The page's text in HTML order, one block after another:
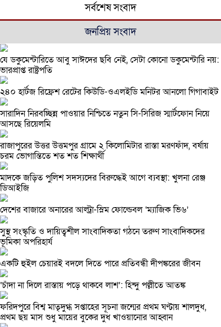
সর্বশেষ সংবাদ
জনপ্রিয় সংবাদ
যে ডকুমেন্টারিতে আবু সাঈদের ছবি নেই, সেটা কোনো ডকুমেন্টারি নয়:
ভারপ্রাপ্ত রাষ্ট্রপতি
২৪০ হার্টজ রিফ্রেশ রেটের কিউডি-ওএলইডি মনিটর আনলো গিগাবাইট
সারাদিন নিরবচ্ছিন্ন পাওয়ার নিশ্চিতে নতুন সি-সিরিজ স্মার্টফোন নিয়ে
আসছে রিয়েলমি
রাজাপুরের উত্তর উত্তমপুর গ্রামে ২ কিলোমিটার রাস্তা মরণফাঁদ, বর্ষায়
চরম ভোগান্তিতে শত শত শিক্ষার্থী
মাদকে জড়িত পুলিশ সদস্যদের বিরুদ্ধেই আগে ব্যবস্থা: খুলনা রেঞ্জ
ডিআইজি
দেশের বাজারে অনারের আল্ট্রা-স্লিম ফোল্ডেবল ‘ম্যাজিক ভি৬’
সুস্থ সংস্কৃতি ও দায়িত্বশীল সাংবাদিকতা গঠনে তরুণ সাংবাদিকদের
ভূমিকা অপরিহার্য
একটি হুইল চেয়ারই বদলে দিতে পারে প্রতিবন্ধী দীপঙ্করের জীবন
‘চাঁদা না দিলে রাস্তায় পড়ে থাকবে লাশ’: হিন্দু পল্লীতে আতঙ্ক
ফরিদপুরে বিশ্ব মাতৃদুগ্ধ সপ্তাহের সূচনা জন্মের প্রথম ঘণ্টায় শালদুধ,
প্রথম ছয় মাস শুধু মায়ের বুকের দুধ খাওয়ানোর আহ্বান